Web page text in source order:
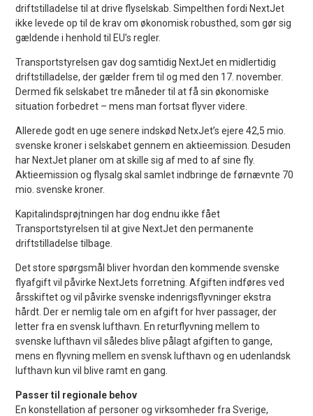
driftstilladelse til at drive flyselskab. Simpelthen fordi NextJet
ikke levede op til de krav om økonomisk robusthed, som gør sig
gældende i henhold til EU’s regler.
Transportstyrelsen gav dog samtidig NextJet en midlertidig
driftstilladelse, der gælder frem til og med den 17. november.
Dermed fik selskabet tre måneder til at få sin økonomiske
situation forbedret – mens man fortsat flyver videre.
Allerede godt en uge senere indskød NetxJet’s ejere 42,5 mio.
svenske kroner i selskabet gennem en aktieemission. Desuden
har NextJet planer om at skille sig af med to af sine fly.
Aktieemission og flysalg skal samlet indbringe de førnævnte 70
mio. svenske kroner.
Kapitalindsprøjtningen har dog endnu ikke fået
Transportstyrelsen til at give NextJet den permanente
driftstilladelse tilbage.
Det store spørgsmål bliver hvordan den kommende svenske
flyafgift vil påvirke NextJets forretning. Afgiften indføres ved
årsskiftet og vil påvirke svenske indenrigsflyvninger ekstra
hårdt. Der er nemlig tale om en afgift for hver passager, der
letter fra en svensk lufthavn. En returflyvning mellem to
svenske lufthavn vil således blive pålagt afgiften to gange,
mens en flyvning mellem en svensk lufthavn og en udenlandsk
lufthavn kun vil blive ramt en gang.
Passer til regionale behov
En konstellation af personer og virksomheder fra Sverige,